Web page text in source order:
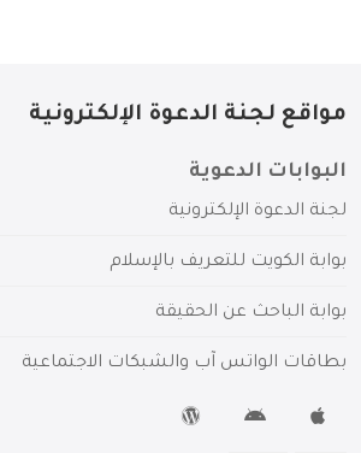
مواقع لجنة الدعوة الإلكترونية
البوابات الدعوية
لجنة الدعوة الإلكترونية
بوابة الكويت للتعريف بالإسلام
بوابة الباحث عن الحقيقة
بطاقات الواتس آب والشبكات الاجتماعية